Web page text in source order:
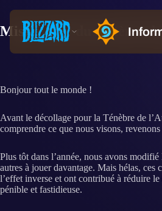
Mise à jour du système
Bonjour tout le monde !
Avant le décollage pour la Ténèbre de
comprendre ce que nous visons,
Plus tôt dans l’année, nous avons
autres à jouer davantage. Mais hélas, ces
l’effet inverse et ont contribué à réduire
pénible et fastidieuse.